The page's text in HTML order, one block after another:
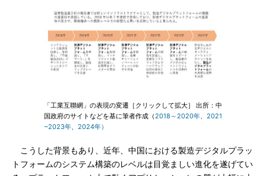
「工業互聯網」の表現の変遷［クリックして拡大］ 出所：中
国政府のサイトなどを基に筆者作成（2018～2020年、 2021
~2023年、 2024年）
こうした背景もあり、近年、中国における製造デジタルプラッ
トフォームのシステム構築のレベルは目覚ましい進化を遂げてい